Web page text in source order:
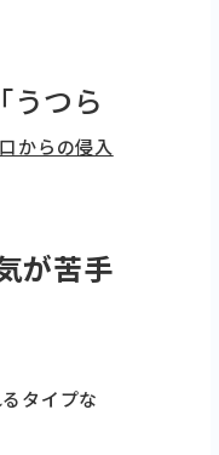
「うつら
からの侵入
が苦手
タイプな